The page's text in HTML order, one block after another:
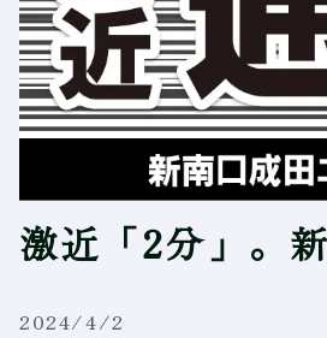
激近「2分」。
2024/4/2